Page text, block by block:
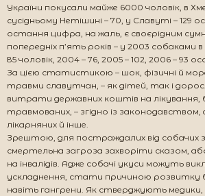
України покусали майже 6000 чоловік, в
сусідньому Нетішині – 70, у Славуті – 129
остання цифра, на жаль, є своєрідним
попередніх п’ять років – у 2003 собаками
85 чоловік, 2004 – 76, 2005 – 102, 2006 – 93
За цією статистикою – шок, фізичні й
травми славутчан, – як дітей, так і
витрати державних коштів на
травмованих, – згідно із
лікарняних й інше.
Зрештою, для постраждалих від собачих
смертельна загроза захворіти сказом,
на інвалідів. Адже собачі укуси можуть
ускладнення, стати причиною розвитку
навіть гангрени. Як стверджують